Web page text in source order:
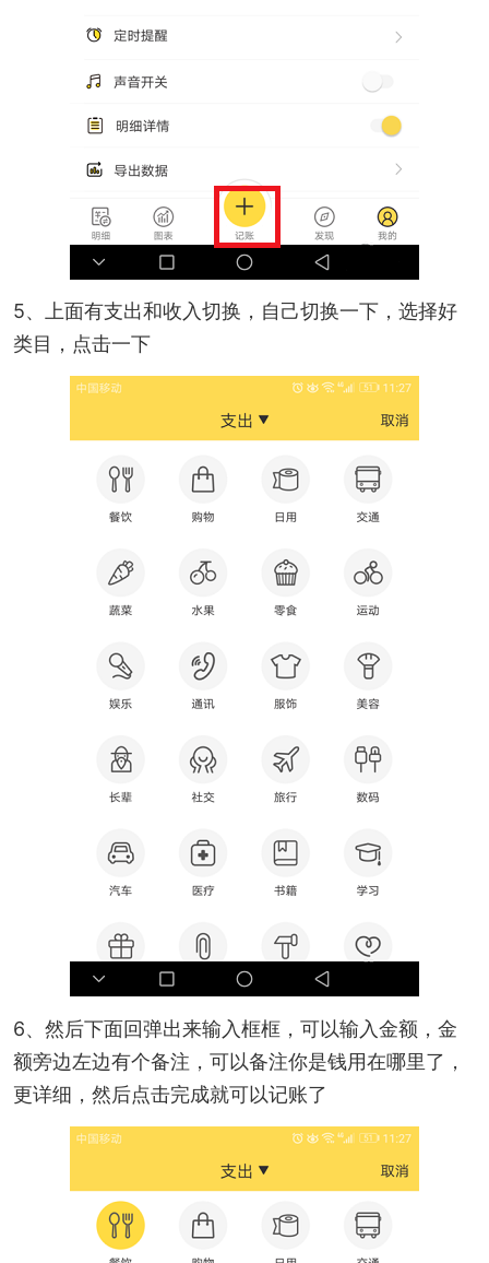
5、上面有支出和收入切换，自己切换一下，选择好
类目，点击一下
6、然后下面回弹出来输入框框，可以输入金额，金
额旁边左边有个备注，可以备注你是钱用在哪里了，
更详细，然后点击完成就可以记账了